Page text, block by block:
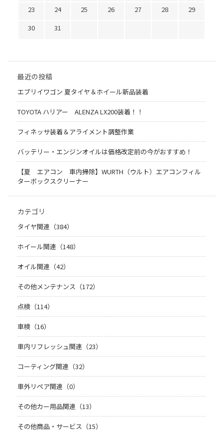
23
24 25 26 27 28
29
30
31
最近の投稿
エブリイワゴン 夏タイヤ＆ホイール新品装着
TOYOTA ハリアー ALENZA LX200装着！！
フィネッサ装着＆アライメント調整作業
バッテリー・エンジンオイルは価格改定前の今がおすすめ！
【夏 エアコン 車内掃除】WURTH（ウルト）エアコンフィル
ターボックスクリーナー
カテゴリ
タイヤ関連（384）
ホイール関連（148）
オイル関連（42）
その他メンテナンス（172）
点検（114）
車検（16）
車内リフレッシュ関連（23）
コーティング関連（32）
車外リペア関連（0）
その他カー用品関連（13）
その他商品・サービス（15）